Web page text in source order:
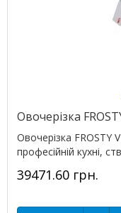
Овочерізка
Овочерізка FROSTY
професійній кухні,
39471.60 грн.